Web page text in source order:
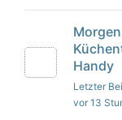
Handy
Letzter
vor 13